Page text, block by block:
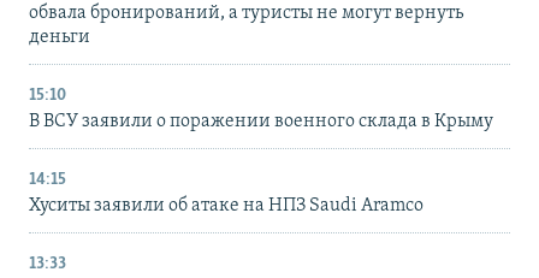
обвала бронирований, а туристы не могут вернуть
деньги
15:10
В ВСУ заявили о поражении военного склада в Крыму
14:15
Хуситы заявили об атаке на НПЗ Saudi Aramco
13:33